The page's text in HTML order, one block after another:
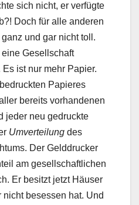
sich nicht, er verfügte
Doch für alle anderen
und gar nicht toll.
Gesellschaft
ist nur mehr Papier.
Papieres
bereits vorhandenen
jeder neu gedruckte
Umverteilung des
Der Gelddrucker
am gesellschaftlichen
Er besitzt jetzt Häuser
nicht besessen hat. Und